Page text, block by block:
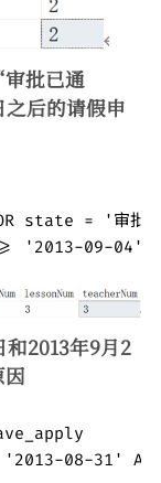
批已通
后的请假申
'2013-09-04')
和2013年9月2
'2013-08-31'